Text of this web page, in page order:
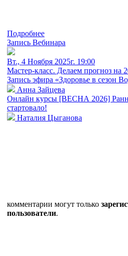
Подробнее
Запись Вебинара
Вт., 4 Ноября 2025г. 19:00
Мастер-класс. Делаем прогноз на
Запись эфира «Здоровье в сезон
Анна Зайцева
Онлайн курсы [ВЕСНА 2026]
стартовало!
Наталия Цыганова
комментарии могут только
пользователи.